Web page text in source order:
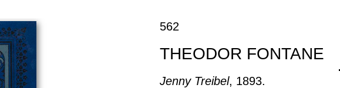
562
THEODOR FONTANE
Jenny Treibel, 1893.